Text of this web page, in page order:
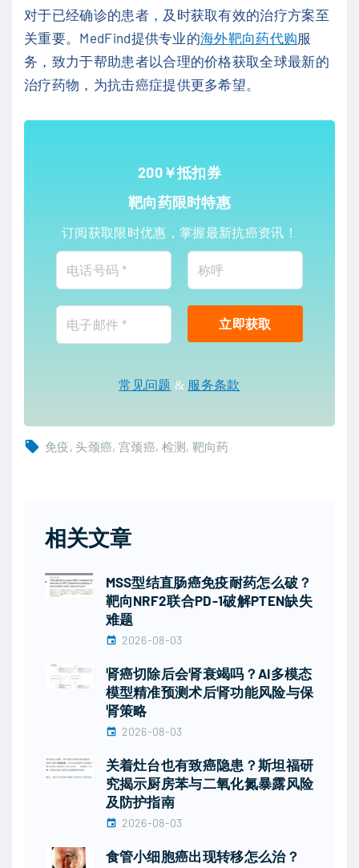
对于已经确诊的患者，及时获取有效的治疗方案至
关重要。MedFind提供专业的海外靶向药代购服
务，致力于帮助患者以合理的价格获取全球最新的
治疗药物，为抗击癌症提供更多希望。
200￥抵扣券
靶向药限时特惠
订阅获取限时优惠，掌握最新抗癌资讯！
常见问题 & 服务条款
免疫 头颈癌 宫颈癌 检测 靶向药
相关文章
MSS型结直肠癌免疫耐药怎么破？
靶向NRF2联合PD-1破解PTEN缺失
难题
2026-08-03
肾癌切除后会肾衰竭吗？AI多模态
模型精准预测术后肾功能风险与保
肾策略
2026-08-03
关着灶台也有致癌隐患？斯坦福研
究揭示厨房苯与二氧化氮暴露风险
及防护指南
2026-08-03
食管小细胞癌出现转移怎么治？